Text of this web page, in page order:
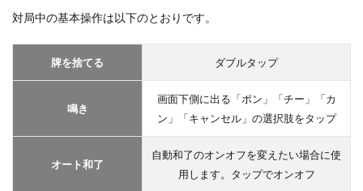
対局中の基本操作は以下のとおりです。
牌を捨てる ダブルタップ
鳴き
画面下側に出る「ポン」「チー」「カ
ン」「キャンセル」の選択肢をタップ
オート和了
自動和了のオンオフを変えたい場合に使
用します。タップでオンオフ